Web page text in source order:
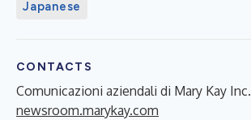
Japanese
CONTACTS
Comunicazioni aziendali di Mary Kay Inc.
newsroom.marykay.com